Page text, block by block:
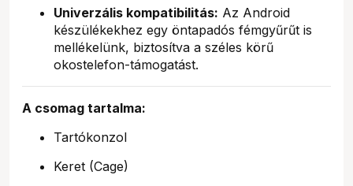
Univerzális kompatibilitás: Az Android
készülékekhez egy öntapadós fémgyűrűt is
mellékelünk, biztosítva a széles körű
okostelefon-támogatást.
A csomag tartalma:
Tartókonzol
Keret (Cage)